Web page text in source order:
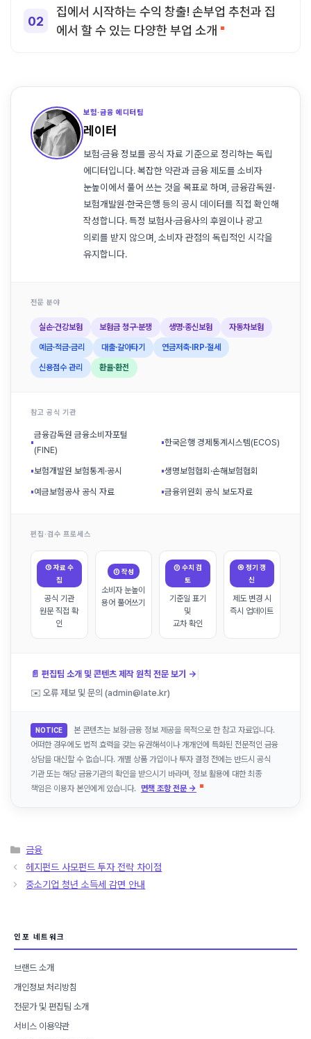
집에서 시작하는 수익 창출! 손부업 추천과 집
에서 할 수 있는 다양한 부업 소개
보험·금융 에디터팀
레이터
보험·금융 정보를 공식 자료 기준으로 정리하는 독립
에디터입니다. 복잡한 약관과 금융 제도를 소비자
눈높이에서 풀어 쓰는 것을 목표로 하며, 금융감독원·
보험개발원·한국은행 등의 공시 데이터를 직접 확인해
작성합니다. 특정 보험사·금융사의 후원이나 광고
의뢰를 받지 않으며, 소비자 관점의 독립적인 시각을
유지합니다.
전문 분야
실손·건강보험 보험금 청구·분쟁 생명·종신보험 자동차보험
예금·적금·금리 대출·갈아타기 연금저축·IRP·절세
신용점수 관리 환율·환전
참고 공식 기관
▪
금융감독원 금융소비자포털
(FINE)
▪한국은행 경제통계시스템(ECOS)
▪보험개발원 보험통계·공시 ▪생명보험협회·손해보험협회
▪예금보험공사 공식 자료 ▪금융위원회 공식 보도자료
편집·검수 프로세스
① 자료 수
집
공식 기관
원문 직접 확
인
② 작성
소비자 눈높이
용어 풀어쓰기
③ 수치 검
토
기준일 표기
및
교차 확인
④ 정기 갱
신
제도 변경 시
즉시 업데이트
📄 편집팀 소개 및 콘텐츠 제작 원칙 전문 보기 → |
✉️ 오류 제보 및 문의 (admin@late.kr)
NOTICE
본 콘텐츠는 보험·금융 정보 제공을 목적으로 한 참고 자료입니다.
어떠한 경우에도 법적 효력을 갖는 유권해석이나 개개인에 특화된 전문적인 금융
상담을 대신할 수 없습니다. 개별 상품 가입이나 투자 결정 전에는 반드시 공식
기관 또는 해당 금융기관의 확인을 받으시기 바라며, 정보 활용에 대한 최종
책임은 이용자 본인에게 있습니다. 면책 조항 전문 →
카
테
리
금융
헤지펀드 사모펀드 투자 전략 차이점
중소기업 청년 소득세 감면 안내
인포 네트워크
브랜드 소개
개인정보 처리방침
전문가 및 편집팀 소개
서비스 이용약관